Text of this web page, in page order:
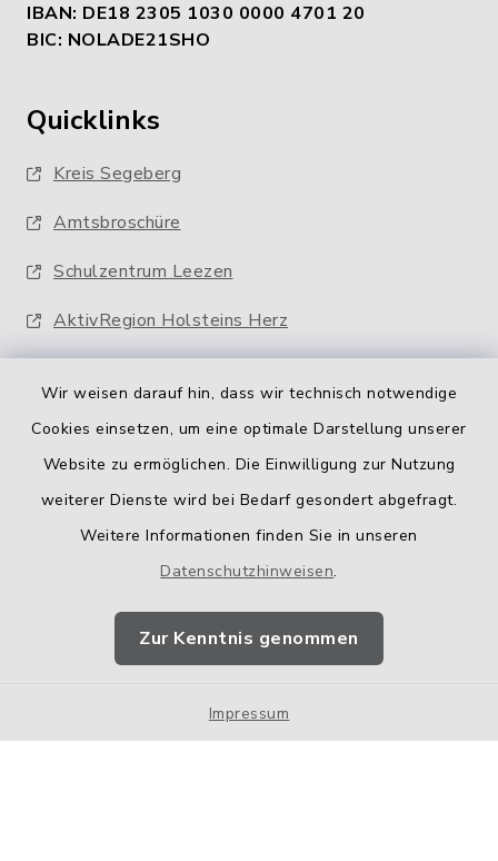
Wir weisen darauf hin, dass wir technisch notwendige
Cookies einsetzen, um eine optimale Darstellung unserer
Website zu ermöglichen. Die Einwilligung zur Nutzung
weiterer Dienste wird bei Bedarf gesondert abgefragt.
Weitere Informationen finden Sie in unseren
Datenschutzhinweisen.
Zur Kenntnis genommen
Impressum
IBAN: DE18 2305 1030 0000 4701 20
BIC: NOLADE21SHO
Quicklinks
Kreis Segeberg
Amtsbroschüre
Schulzentrum Leezen
AktivRegion Holsteins Herz
Barrierefreiheit
Impressum
Sitemap